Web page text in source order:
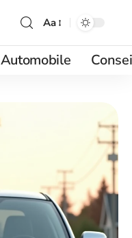
Aa
Automobile